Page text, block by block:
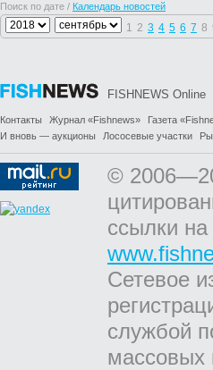
Поиск по дате / Календарь новостей
1 2 3 4 5 6 7 8
FISHNEWS Online
Контакты Журнал «Fishnews» Газета
И вновь — аукционы
Лососевые участки
©
ссылки на
Сетевое
службой
массовых